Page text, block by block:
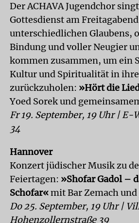
Der ACHAVA Jugendchor
Gottesdienst am
unterschiedlichen Glaubens,
Bindung und voller Neugier
kommen zusammen, um ein
Kultur und Spiritualität in
zurückzuholen: »Hört die
Yoed Sorek und
Fr 19. September, 19 Uhr | E-
34
Hannover
Konzert jüdischer Musik zu
Feiertagen: »Shofar Gadol –
Schofar«mit Bar Zemach und
Do 25. September, 19 Uhr |
Hohenzollernstraße 39